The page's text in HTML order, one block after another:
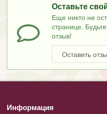
Оставьте
Еще никто не
странице.
отзыв!
Оставить
Информация